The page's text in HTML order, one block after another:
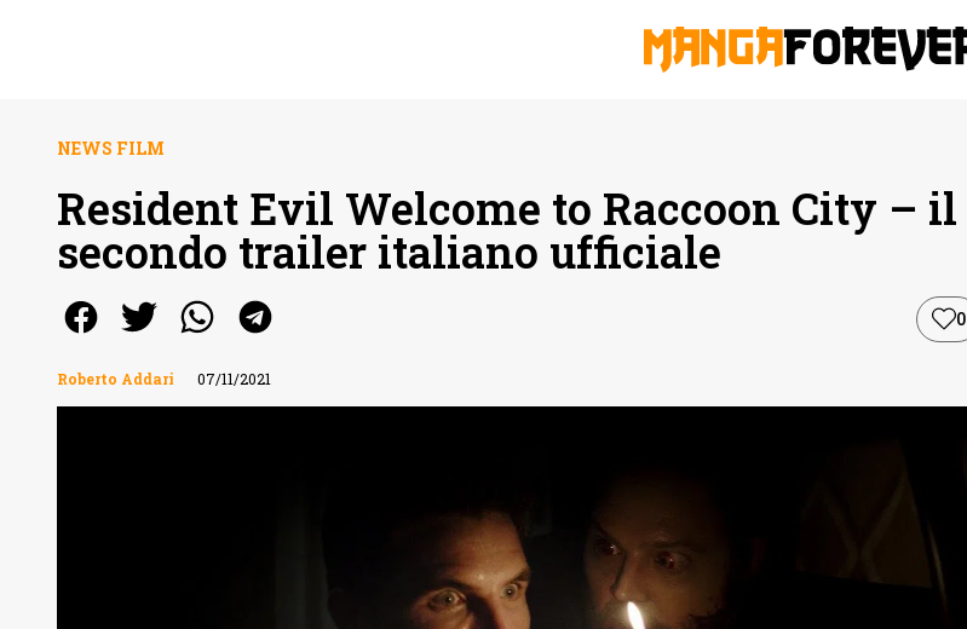
NEWS FILM
Resident Evil Welcome to Raccoon City – il
secondo trailer italiano ufficiale
0
Roberto Addari 07/11/2021